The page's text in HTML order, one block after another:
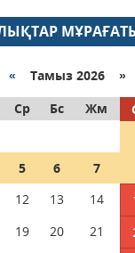
« Тамыз 2026 »
Ср Бс Жм
5 6 7
12 13 14
19 20 21